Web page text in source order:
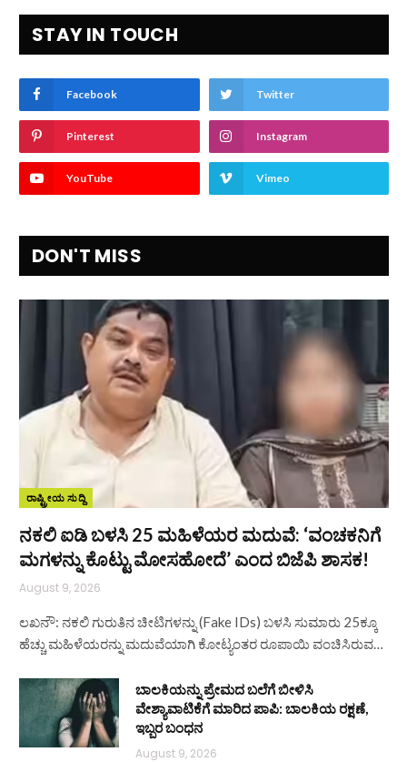
STAY IN TOUCH
Facebook Twitter
Pinterest Instagram
YouTube Vimeo
DON'T MISS
ರಾಷ್ಟ್ರೀಯ ಸುದ್ದಿ
ನಕಲಿ ಐಡಿ ಬಳಸಿ 25 ಮಹಿಳೆಯರ ಮದುವೆ: ‘ವಂಚಕನಿಗೆ
ಮಗಳನ್ನು ಕೊಟ್ಟು ಮೋಸಹೋದೆ’ ಎಂದ ಬಿಜೆಪಿ ಶಾಸಕ!
August 9, 2026
ಲಖನೌ: ನಕಲಿ ಗುರುತಿನ ಚೀಟಿಗಳನ್ನು (Fake IDs) ಬಳಸಿ ಸುಮಾರು 25ಕ್ಕೂ
ಹೆಚ್ಚು ಮಹಿಳೆಯರನ್ನು ಮದುವೆಯಾಗಿ ಕೋಟ್ಯಂತರ ರೂಪಾಯಿ ವಂಚಿಸಿರುವ…
ಬಾಲಕಿಯನ್ನು ಪ್ರೇಮದ ಬಲೆಗೆ ಬೀಳಿಸಿ
ವೇಶ್ಯಾವಾಟಿಕೆಗೆ ಮಾರಿದ ಪಾಪಿ: ಬಾಲಕಿಯ ರಕ್ಷಣೆ,
ಇಬ್ಬರ ಬಂಧನ
August 9, 2026